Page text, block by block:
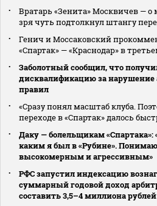
Вратарь «Зенита» Москвичев — о
зря чуть подтолкнул штангу
Генич и Моссаковский
«Спартак» — «Краснодар» в
Заболотный сообщил, что
дисквалификацию за
правил
«Сразу понял масштаб клуба.
переходе в «Спартак» далось
Даку — болельщикам «Спартака»:
каким я был в «Рубине».
высокомерным и агрессивным»
РФС запустил индексацию
суммарный годовой доход
составить 3,5–4 миллиона рублей